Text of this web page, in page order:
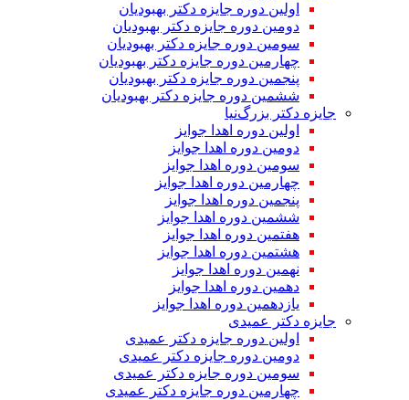
اولین دوره جایزه دکتر بهبودیان
دومین دوره جایزه دکتر بهبودیان
سومین دوره جایزه دکتر بهبودیان
چهارمین دوره جایزه دکتر بهبودیان
پنجمین دوره جایزه دکتر بهبودیان
ششمین دوره جایزه دکتر بهبودیان
جایزه دکتر بزرگ‌نیا
اولین دوره اهدا جوایز
دومین دوره اهدا جوایز
سومین دوره اهدا جوایز
چهارمین دوره اهدا جوایز
پنجمین دوره اهدا جوایز
ششمین دوره اهدا جوایز
هفتمین دوره اهدا جوایز
هشتمین دوره اهدا جوایز
نهمین دوره اهدا جوایز
دهمین دوره اهدا جوایز
یازدهمین دوره اهدا جوایز
جایزه دکتر عمیدی
اولین دوره جایزه دکتر عمیدی
دومین دوره جایزه دکتر عمیدی
سومین دوره جایزه دکتر عمیدی
چهارمین دوره جایزه دکتر عمیدی